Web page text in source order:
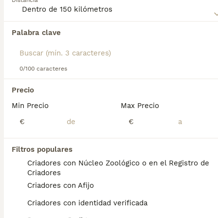
Palabra clave
0/100 caracteres
Precio
Min Precio
€
Max Precio
€
Filtros populares
Criadores con Núcleo Zoológico o en el Registro de
Criadores
Criadores con Afijo
Criadores con identidad verificada
Anatolia
para obtener información sobre esta raza de
Encontramos 0 Pastor de Anatolia Perros
Si deseas exactamente esta búsqueda guarda tu
búsqueda y espera el resultado perfecto:
Preguntas frecuentes
¿Cuánto cuesta un cachorro
de Pastor De Anatolia?
El coste medio de un cachorro de Pastor De
Anatolia en España es de aproximadamente
700€, aunque los precios pueden variar